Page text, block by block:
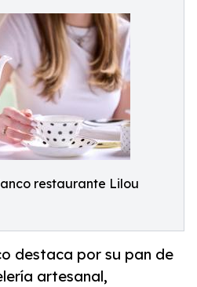
restaurante Lilou
destaca por su pan de
artesanal,